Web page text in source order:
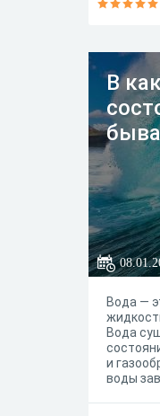
В
Вода —
Вода
и
воды